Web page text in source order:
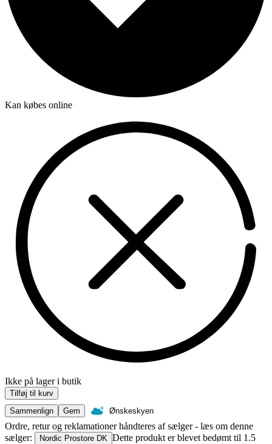
Kan købes online
Ikke på lager i butik
Tilføj til kurv
Sammenlign
Gem Ønskeskyen
Ordre, retur og reklamationer håndteres af sælger - læs om denne
sælger:
Nordic Prostore DK Dette produkt er blevet bedømt til 1.5